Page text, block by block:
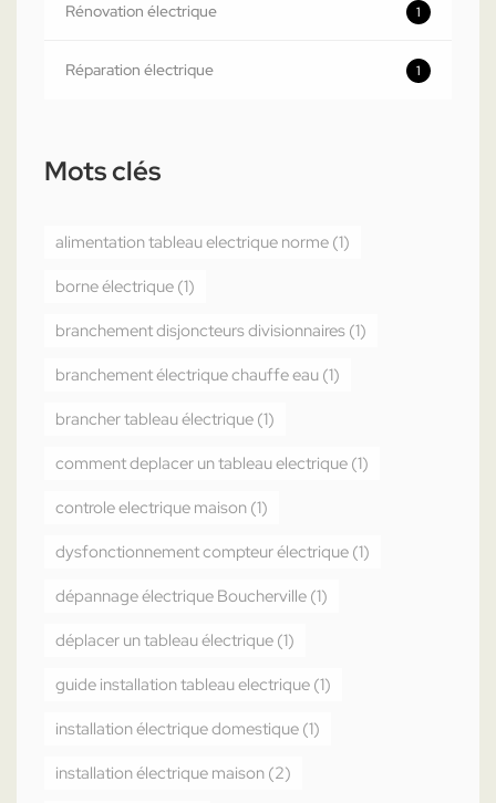
Rénovation électrique 1
Réparation électrique 1
Mots clés
alimentation tableau electrique norme (1)
borne électrique (1)
branchement disjoncteurs divisionnaires (1)
branchement électrique chauffe eau (1)
brancher tableau électrique (1)
comment deplacer un tableau electrique (1)
controle electrique maison (1)
dysfonctionnement compteur électrique (1)
dépannage électrique Boucherville (1)
déplacer un tableau électrique (1)
guide installation tableau electrique (1)
installation électrique domestique (1)
installation électrique maison (2)